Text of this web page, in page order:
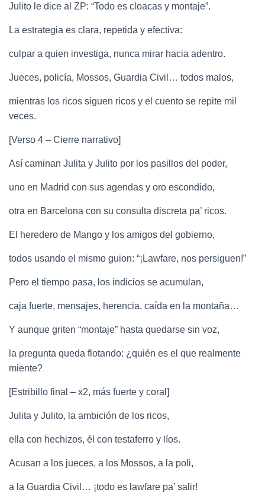
Julito le dice al ZP: “Todo es cloacas y montaje”.
La estrategia es clara, repetida y efectiva:
culpar a quien investiga, nunca mirar hacia adentro.
Jueces, policía, Mossos, Guardia Civil… todos malos,
mientras los ricos siguen ricos y el cuento se repite mil
veces.
[Verso 4 – Cierre narrativo]
Así caminan Julita y Julito por los pasillos del poder,
uno en Madrid con sus agendas y oro escondido,
otra en Barcelona con su consulta discreta pa’ ricos.
El heredero de Mango y los amigos del gobierno,
todos usando el mismo guion: “¡Lawfare, nos persiguen!”
Pero el tiempo pasa, los indicios se acumulan,
caja fuerte, mensajes, herencia, caída en la montaña…
Y aunque griten “montaje” hasta quedarse sin voz,
la pregunta queda flotando: ¿quién es el que realmente
miente?
[Estribillo final – x2, más fuerte y coral]
Julita y Julito, la ambición de los ricos,
ella con hechizos, él con testaferro y líos.
Acusan a los jueces, a los Mossos, a la poli,
a la Guardia Civil… ¡todo es lawfare pa’ salir!